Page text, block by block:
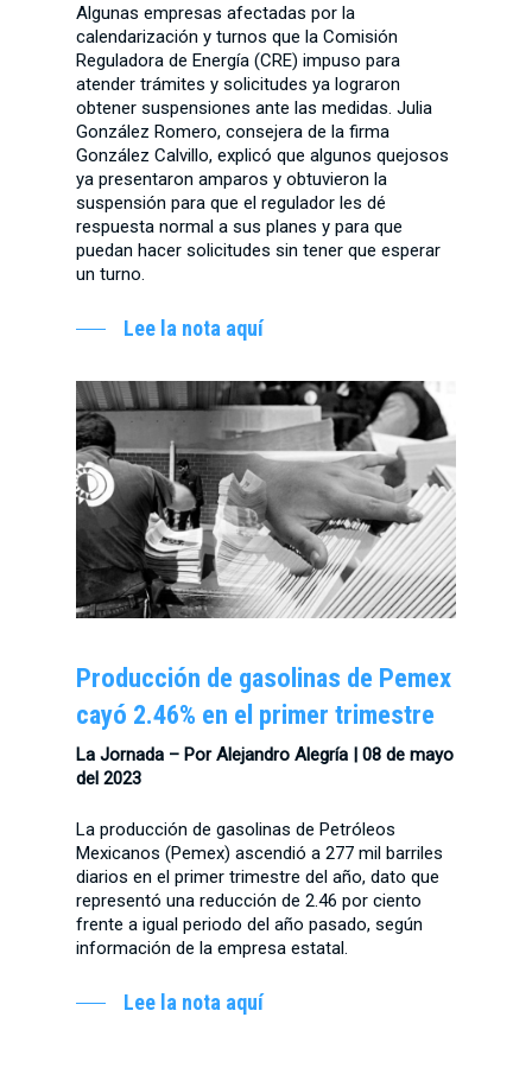
Algunas empresas afectadas por la
calendarización y turnos que la Comisión
Reguladora de Energía (CRE) impuso para
atender trámites y solicitudes ya lograron
obtener suspensiones ante las medidas. Julia
González Romero, consejera de la firma
González Calvillo, explicó que algunos quejosos
ya presentaron amparos y obtuvieron la
suspensión para que el regulador les dé
respuesta normal a sus planes y para que
puedan hacer solicitudes sin tener que esperar
un turno.
Lee la nota aquí
Producción de gasolinas de Pemex
cayó 2.46% en el primer trimestre
La Jornada – Por Alejandro Alegría | 08 de mayo
del 2023
La producción de gasolinas de Petróleos
Mexicanos (Pemex) ascendió a 277 mil barriles
diarios en el primer trimestre del año, dato que
representó una reducción de 2.46 por ciento
frente a igual periodo del año pasado, según
información de la empresa estatal.
Lee la nota aquí